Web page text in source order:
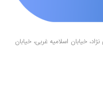
خیابان اسلامیه غربی، خیابان